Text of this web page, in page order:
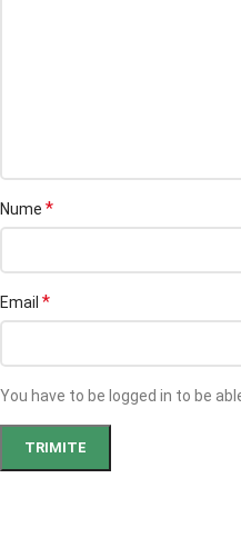
Nume *
Email *
You have to be logged in to be